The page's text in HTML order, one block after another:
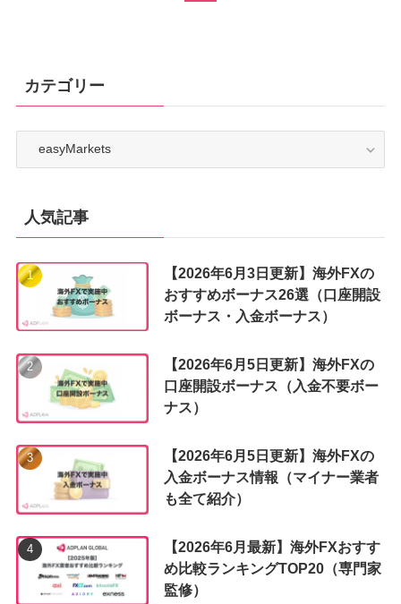
カテゴリー
人気記事
【2026年6月3日更新】海外FXの
おすすめボーナス26選（口座開設
ボーナス・入金ボーナス）
【2026年6月5日更新】海外FXの
口座開設ボーナス（入金不要ボー
ナス）
【2026年6月5日更新】海外FXの
入金ボーナス情報（マイナー業者
も全て紹介）
【2026年6月最新】海外FXおすす
め比較ランキングTOP20（専門家
監修）